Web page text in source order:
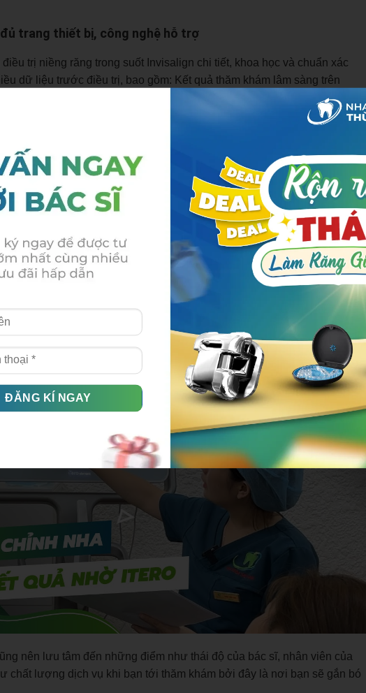
trang thiết bị, công nghệ hỗ trợ
trị niềng răng trong suốt Invisalign chi tiết, khoa học và chuẩn xác
dữ liệu trước điều trị, bao gồm: Kết quả thăm khám lâm sàng trên
dạng 3D và mẫu thạch cao… Vì thế, phòng khám tiêu chuẩn sẽ cần
giúp thu thập dữ liệu phim chụp, khảo sát những phần mắt
chân răng, xương hàm…giúp bác sĩ có dữ liệu để đánh giá và lên kế
hình ảnh 3D toàn bộ hàm răng, khoang miệng giúp đánh giá chi tiết tình
đồ chuẩn xác nhất.
phần mềm Clincheck, lên phác đồ điều trị và cho bạn xem trước
thời, có thể giải thích cặn kẽ cho bạn về những giai đoạn điều trị ví dụ
di xa… khi bạn có thắc mắc về bản Clincheck của mình.
nên lưu tâm đến những điểm như thái độ của bác sĩ, nhân viên của
chất lượng dịch vụ khi bạn tới thăm khám bởi đây là nơi bạn sẽ gắn bó